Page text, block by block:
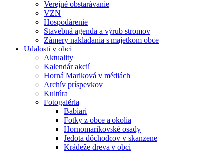
Verejné obstarávanie
VZN
Hospodárenie
Stavebná agenda a výrub stromov
Zámery nakladania s majetkom obce
Udalosti v obci
Aktuality
Kalendár akcií
Horná Mariková v médiách
Archív príspevkov
Kultúra
Fotogaléria
Babiari
Fotky z obce a okolia
Hornomarikovské osady
Jedota dôchodcov v skanzene
Krádeže dreva v obci